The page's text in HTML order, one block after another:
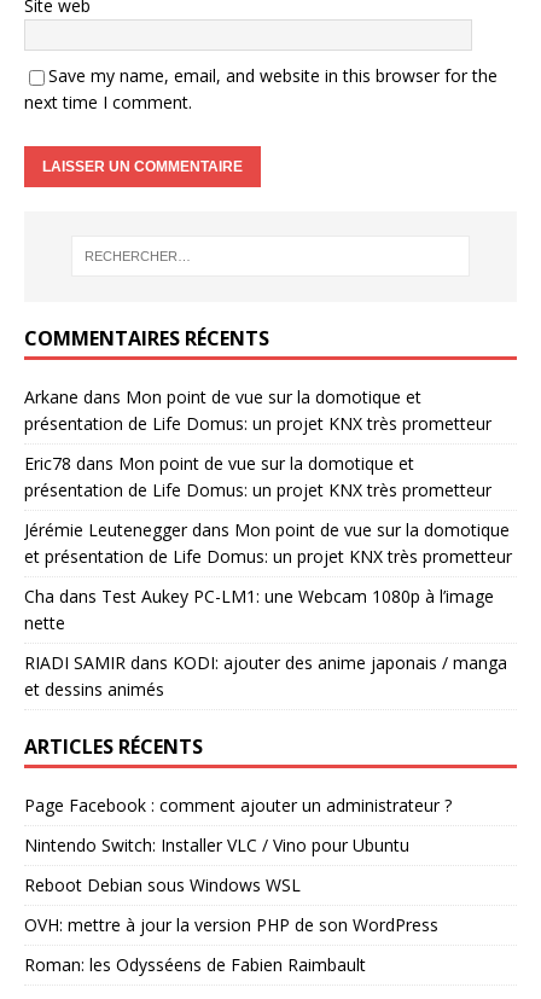
Site web
Save my name, email, and website in this browser for the
next time I comment.
COMMENTAIRES RÉCENTS
Arkane dans Mon point de vue sur la domotique et
présentation de Life Domus: un projet KNX très prometteur
Eric78 dans Mon point de vue sur la domotique et
présentation de Life Domus: un projet KNX très prometteur
Jérémie Leuteneggerdans Mon point de vue sur la domotique
et présentation de Life Domus: un projet KNX très prometteur
Cha dans Test Aukey PC-LM1: une Webcam 1080p à l’image
nette
RIADI SAMIR dans KODI: ajouter des anime japonais / manga
et dessins animés
ARTICLES RÉCENTS
Page Facebook : comment ajouter un administrateur ?
Nintendo Switch: Installer VLC / Vino pour Ubuntu
Reboot Debian sous Windows WSL
OVH: mettre à jour la version PHP de son WordPress
Roman: les Odysséens de Fabien Raimbault